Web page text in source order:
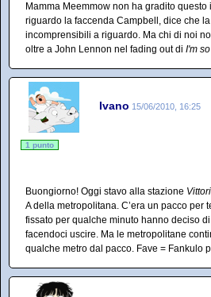
Mamma Meemmow non ha gradito
riguardo la faccenda Campbell, dice che
incomprensibili a riguardo. Ma chi di noi
oltre a John Lennon nel fading out di I'm
Ivano 15/06/2010, 16:25
1 punto
Buongiorno! Oggi stavo alla stazione
A della metropolitana. C’era un pacco per
fissato per qualche minuto hanno deciso
facendoci uscire. Ma le metropolitane
qualche metro dal pacco. Fave = Fankulo